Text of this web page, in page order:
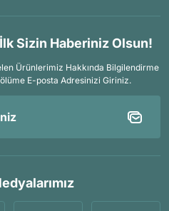
Sizin Haberiniz Olsun!
Ürünlerimiz Hakkında Bilgilendirme
E-posta Adresinizi Giriniz.